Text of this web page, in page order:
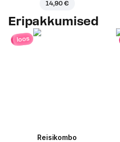
14,90 €
Eripakkumised
loos
Reisikombo